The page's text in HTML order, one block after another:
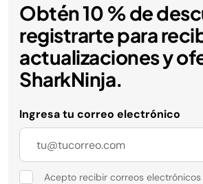
Obtén 10 % de
registrarte para
actualizaciones y
SharkNinja.
Ingresa tu correo electrónico
Acepto recibir correos